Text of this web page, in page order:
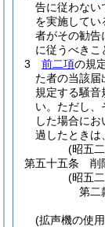
告に従わない
を実施してい
者がその勧告
に従うべきこ
3
前二項の規
た者の当該届
規定する騒音
い。 ただし、
した場合に
過したときは
(昭五
第五十五条
削
(昭五
第二
(拡声機の使